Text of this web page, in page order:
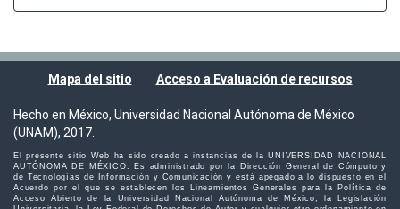
Mapa del sitio Acceso a Evaluación de recursos
Hecho en México, Universidad Nacional Autónoma de México
(UNAM), 2017.
El presente sitio Web ha sido creado a instancias de la UNIVERSIDAD NACIONAL
AUTÓNOMA DE MÉXICO. Es administrado por la Dirección General de Cómputo y
de Tecnologías de Información y Comunicación y está apegado a lo dispuesto en el
Acuerdo por el que se establecen los Lineamientos Generales para la Política de
Acceso Abierto de la Universidad Nacional Autónoma de México, la Legislación